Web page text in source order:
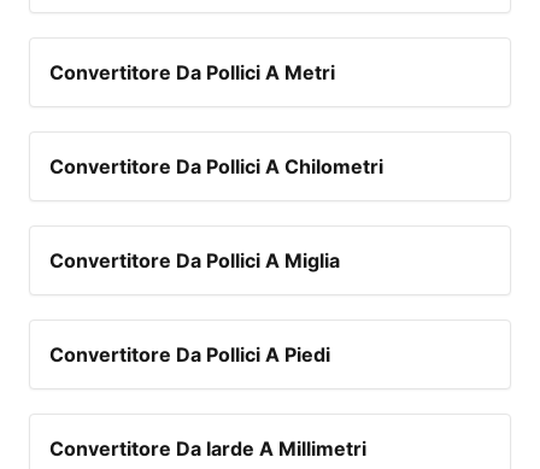
Convertitore Da Pollici A Metri
Convertitore Da Pollici A Chilometri
Convertitore Da Pollici A Miglia
Convertitore Da Pollici A Piedi
Convertitore Da Iarde A Millimetri